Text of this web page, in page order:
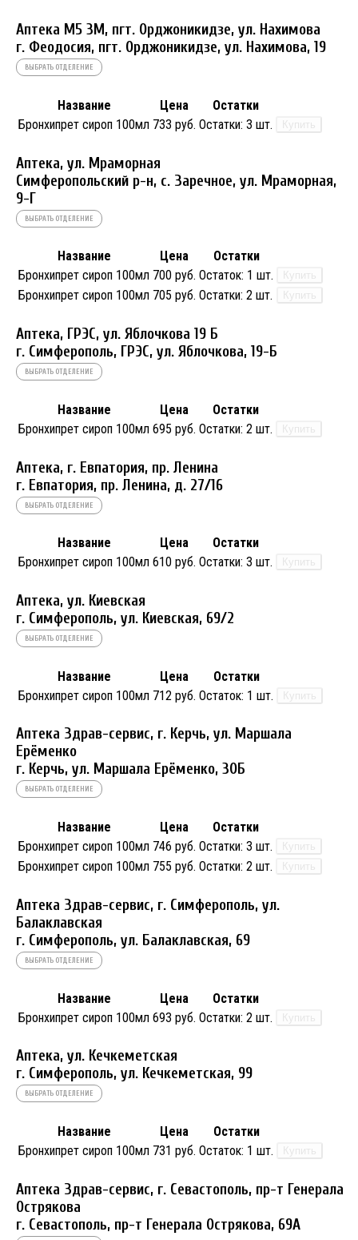
Аптека М5 3М, пгт. Орджоникидзе, ул. Нахимова
г. Феодосия, пгт. Орджоникидзе, ул. Нахимова, 19
ВЫБРАТЬ ОТДЕЛЕНИЕ
Название Цена
Остатки
Бронхипрет сироп 100мл 733 руб. Остатки: 3 шт. Купить
Аптека, ул. Мраморная
Симферопольский р-н, с. Заречное, ул. Мраморная,
9-Г
ВЫБРАТЬ ОТДЕЛЕНИЕ
Название Цена
Остатки
Бронхипрет сироп 100мл 700 руб. Остаток: 1 шт. Купить
Бронхипрет сироп 100мл 705 руб. Остатки: 2 шт. Купить
Аптека, ГРЭС, ул. Яблочкова 19 Б
г. Симферополь, ГРЭС, ул. Яблочкова, 19-Б
ВЫБРАТЬ ОТДЕЛЕНИЕ
Название Цена
Остатки
Бронхипрет сироп 100мл 695 руб. Остатки: 2 шт. Купить
Аптека, г. Евпатория, пр. Ленина
г. Евпатория, пр. Ленина, д. 27/16
ВЫБРАТЬ ОТДЕЛЕНИЕ
Название Цена
Остатки
Бронхипрет сироп 100мл 610 руб. Остатки: 3 шт. Купить
Аптека, ул. Киевская
г. Симферополь, ул. Киевская, 69/2
ВЫБРАТЬ ОТДЕЛЕНИЕ
Название Цена
Остатки
Бронхипрет сироп 100мл 712 руб. Остаток: 1 шт. Купить
Аптека Здрав-сервис, г. Керчь, ул. Маршала
Ерёменко
г. Керчь, ул. Маршала Ерёменко, 30Б
ВЫБРАТЬ ОТДЕЛЕНИЕ
Название Цена
Остатки
Бронхипрет сироп 100мл 746 руб. Остатки: 3 шт. Купить
Бронхипрет сироп 100мл 755 руб. Остатки: 2 шт. Купить
Аптека Здрав-сервис, г. Симферополь, ул.
Балаклавская
г. Симферополь, ул. Балаклавская, 69
ВЫБРАТЬ ОТДЕЛЕНИЕ
Название Цена
Остатки
Бронхипрет сироп 100мл 693 руб. Остатки: 2 шт. Купить
Аптека, ул. Кечкеметская
г. Симферополь, ул. Кечкеметская, 99
ВЫБРАТЬ ОТДЕЛЕНИЕ
Название Цена
Остатки
Бронхипрет сироп 100мл 731 руб. Остаток: 1 шт. Купить
Аптека Здрав-сервис, г. Севастополь, пр-т Генерала
Острякова
г. Севастополь, пр-т Генерала Острякова, 69А